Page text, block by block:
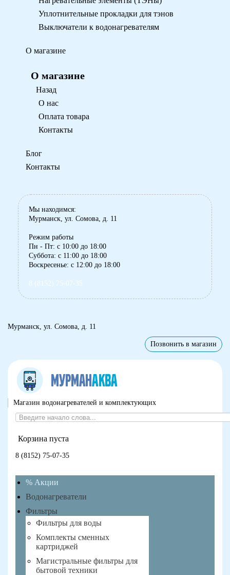
Уплотнительные прокладки для тэнов
Выключатели к водонагревателям
О магазине
О магазине
Назад
О нас
Оплата товара
Контакты
Блог
Контакты
Мы находимся:
Мурманск, ул. Сомова, д. 11
Режим работы
Пн - Пт: с 10:00 до 18:00
Суббота: с 11:00 до 18:00
Воскресенье: с 12:00 до 18:00
8 (8152) 75-07-35
Мурманск, ул. Сомова, д. 11
Позвонить в магазин
Магазин водонагревателей и комплектующих
Корзина пуста
8 (8152) 75-07-35
% Акции
Водонагреватели
Фильтры
Фильтры для воды
Комплекты сменных
картриджей
Магистральные фильтры для
бытовой техники